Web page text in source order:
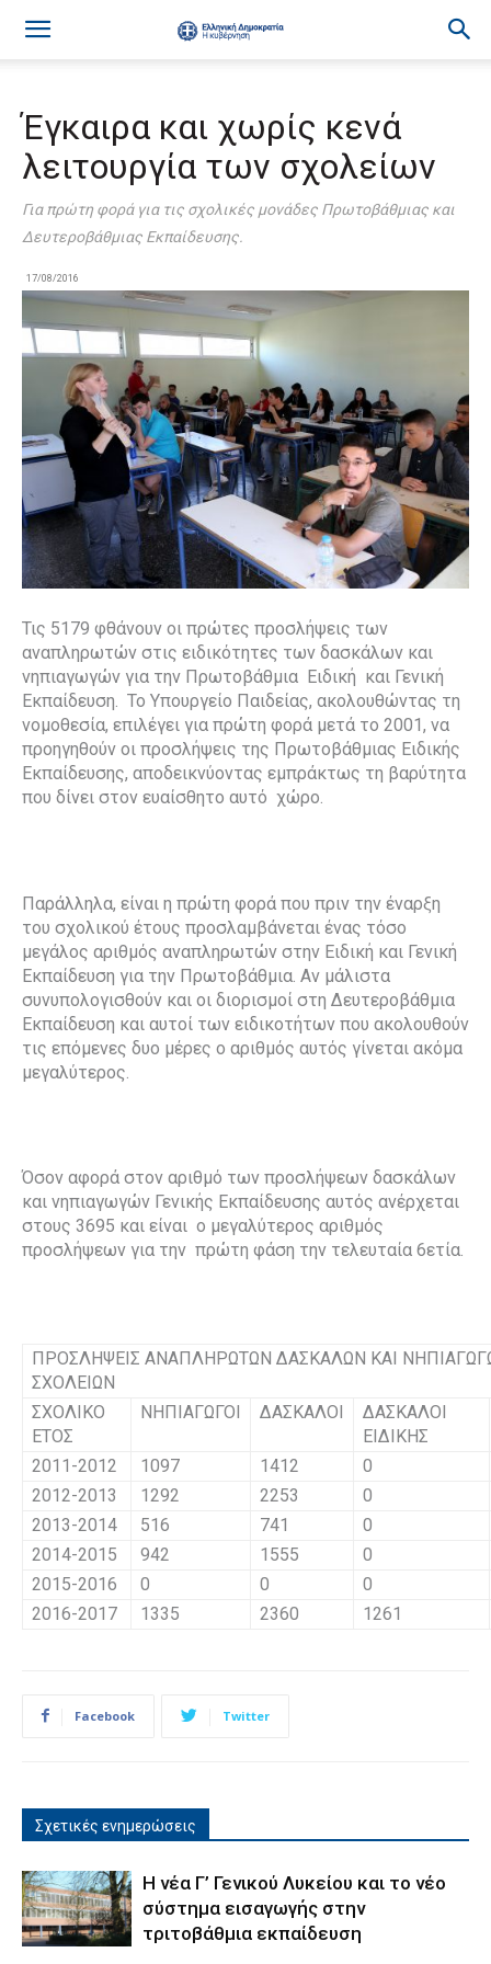
Έγκαιρα και χωρίς κενά
λειτουργία των σχολείων
Για πρώτη φορά για τις σχολικές μονάδες Πρωτοβάθμιας και
Δευτεροβάθμιας Εκπαίδευσης.
17/08/2016
Τις 5179 φθάνουν οι πρώτες προσλήψεις των
αναπληρωτών στις ειδικότητες των δασκάλων και
νηπιαγωγών για την Πρωτοβάθμια Ειδική και Γενική
Εκπαίδευση. Το Υπουργείο Παιδείας, ακολουθώντας τη
νομοθεσία, επιλέγει για πρώτη φορά μετά το 2001, να
προηγηθούν οι προσλήψεις της Πρωτοβάθμιας Ειδικής
Εκπαίδευσης, αποδεικνύοντας εμπράκτως τη βαρύτητα
που δίνει στον ευαίσθητο αυτό χώρο.
Παράλληλα, είναι η πρώτη φορά που πριν την έναρξη
του σχολικού έτους προσλαμβάνεται ένας τόσο
μεγάλος αριθμός αναπληρωτών στην Ειδική και Γενική
Εκπαίδευση για την Πρωτοβάθμια. Αν μάλιστα
συνυπολογισθούν και οι διορισμοί στη Δευτεροβάθμια
Εκπαίδευση και αυτοί των ειδικοτήτων που ακολουθούν
τις επόμενες δυο μέρες ο αριθμός αυτός γίνεται ακόμα
μεγαλύτερος.
Όσον αφορά στον αριθμό των προσλήψεων δασκάλων
και νηπιαγωγών Γενικής Εκπαίδευσης αυτός ανέρχεται
στους 3695 και είναι ο μεγαλύτερος αριθμός
προσλήψεων για την πρώτη φάση την τελευταία 6ετία.
ΠΡΟΣΛΗΨΕΙΣ ΑΝΑΠΛΗΡΩΤΩΝ ΔΑΣΚΑΛΩΝ ΚΑΙ
ΣΧΟΛΕΙΩΝ
ΣΧΟΛΙΚΟ
ΕΤΟΣ
ΝΗΠΙΑΓΩΓΟΙ ΔΑΣΚΑΛΟΙ
ΔΑΣΚΑΛΟΙ
ΕΙΔΙΚΗΣ
2011-2012
1097 1412
0
2012-2013
1292 2253
0
2013-2014
516 741
0
2014-2015
942 1555
0
2015-2016
0 0
0
2016-2017
1335 2360 1261
Facebook Twitter
Σχετικές ενημερώσεις
Η νέα Γ’ Γενικού Λυκείου και το νέο
σύστημα εισαγωγής στην
τριτοβάθμια εκπαίδευση